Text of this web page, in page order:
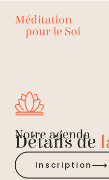
Notre agenda
Détails de
Inscription